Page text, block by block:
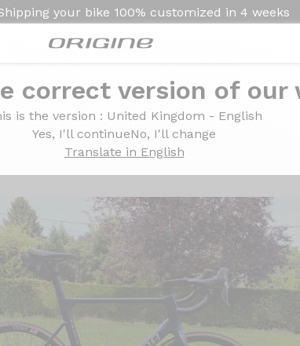
your bike 100% customized in 4 weeks
correct version of our
is the version : United Kingdom - English
Yes, I'll continueNo, I'll change
Translate in English